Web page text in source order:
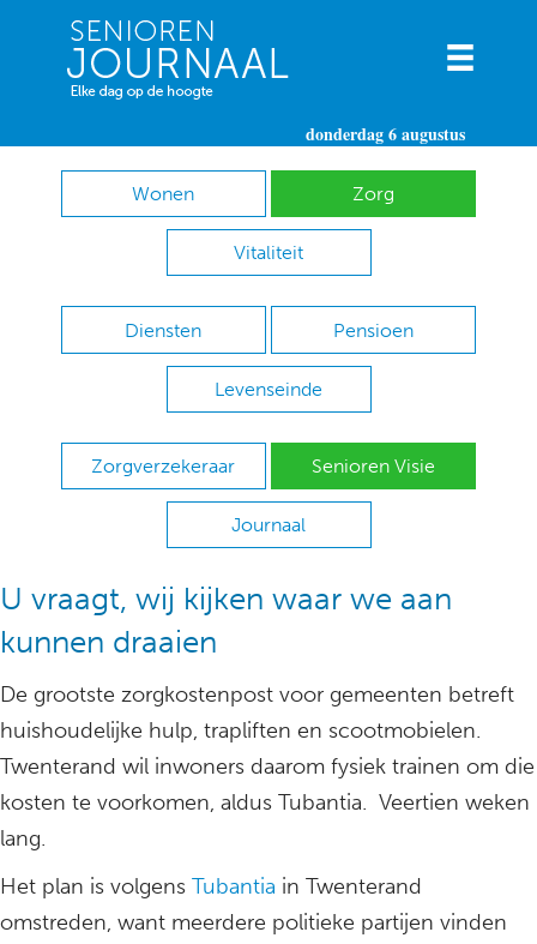
donderdag 6 augustus
Wonen Zorg
Vitaliteit
Diensten Pensioen
Levenseinde
Zorgverzekeraar Senioren Visie
Journaal
U vraagt, wij kijken waar we aan
kunnen draaien
De grootste zorgkostenpost voor gemeenten betreft
huishoudelijke hulp, trapliften en scootmobielen.
Twenterand wil inwoners daarom fysiek trainen om die
kosten te voorkomen, aldus Tubantia. Veertien weken
lang.
Het plan is volgens Tubantia in Twenterand
omstreden, want meerdere politieke partijen vinden